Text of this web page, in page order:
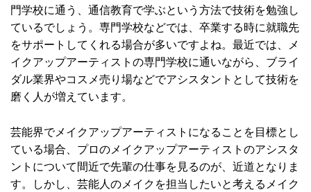
門学校に通う、通信教育で学ぶという方法で技術を勉強し
ているでしょう。専門学校などでは、卒業する時に就職先
をサポートしてくれる場合が多いですよね。最近では、メ
イクアップアーティストの専門学校に通いながら、ブライ
ダル業界やコスメ売り場などでアシスタントとして技術を
磨く人が増えています。
芸能界でメイクアップアーティストになることを目標とし
ている場合、プロのメイクアップアーティストのアシスタ
ントについて間近で先輩の仕事を見るのが、近道となりま
す。しかし、芸能人のメイクを担当したいと考えるメイク